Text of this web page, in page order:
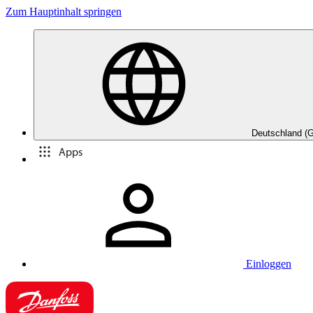
Zum Hauptinhalt springen
Deutschland
Apps
Einloggen